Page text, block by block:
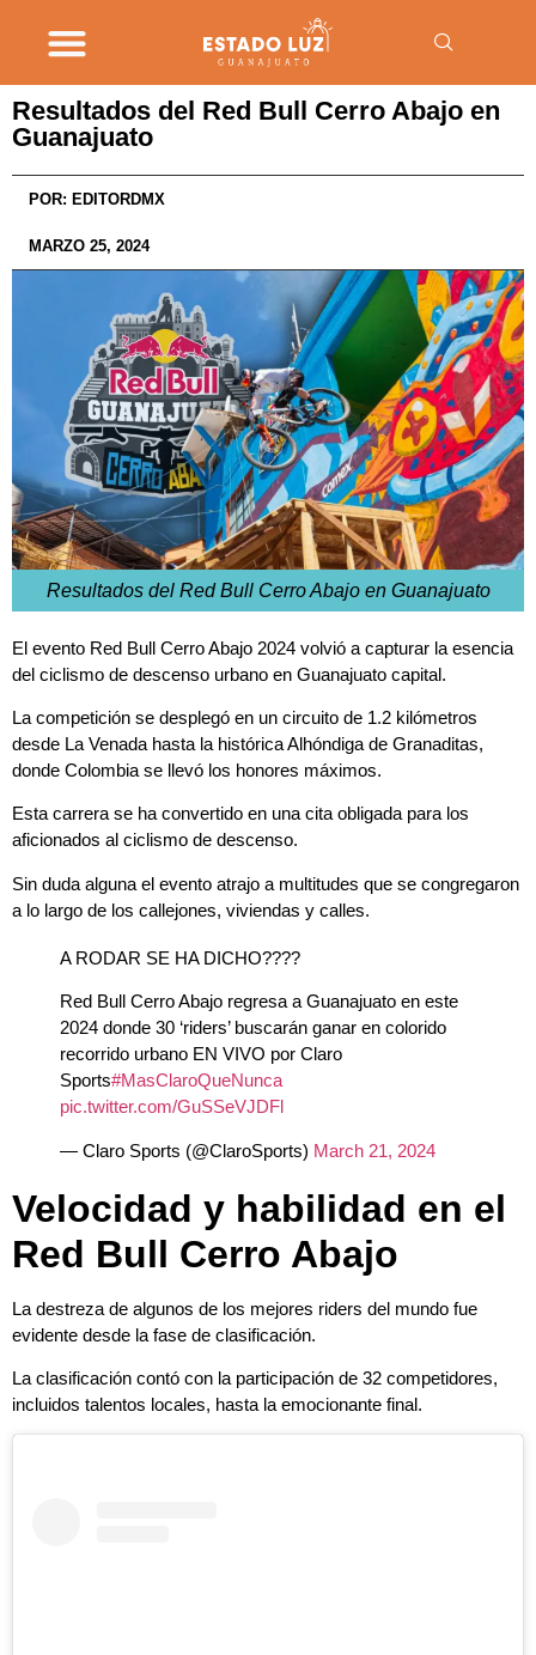
Resultados del Red Bull Cerro Abajo en
Guanajuato
POR: EDITORDMX
MARZO 25, 2024
Resultados del Red Bull Cerro Abajo en Guanajuato
El evento Red Bull Cerro Abajo 2024 volvió a capturar la esencia
del ciclismo de descenso urbano en Guanajuato capital.
La competición se desplegó en un circuito de 1.2 kilómetros
desde La Venada hasta la histórica Alhóndiga de Granaditas,
donde Colombia se llevó los honores máximos.
Esta carrera se ha convertido en una cita obligada para los
aficionados al ciclismo de descenso.
Sin duda alguna el evento atrajo a multitudes que se congregaron
a lo largo de los callejones, viviendas y calles.
A RODAR SE HA DICHO????
Red Bull Cerro Abajo regresa a Guanajuato en este
2024 donde 30 ‘riders’ buscarán ganar en colorido
recorrido urbano EN VIVO por Claro
Sports#MasClaroQueNunca
pic.twitter.com/GuSSeVJDFl
— Claro Sports (@ClaroSports) March 21, 2024
Velocidad y habilidad en el
Red Bull Cerro Abajo
La destreza de algunos de los mejores riders del mundo fue
evidente desde la fase de clasificación.
La clasificación contó con la participación de 32 competidores,
incluidos talentos locales, hasta la emocionante final.